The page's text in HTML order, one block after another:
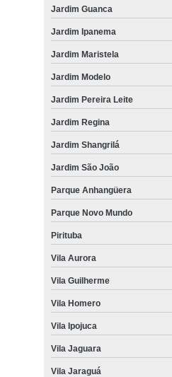
Jardim Guanca
Jardim Ipanema
Jardim Maristela
Jardim Modelo
Jardim Pereira Leite
Jardim Regina
Jardim Shangrilá
Jardim São João
Parque Anhangüera
Parque Novo Mundo
Pirituba
Vila Aurora
Vila Guilherme
Vila Homero
Vila Ipojuca
Vila Jaguara
Vila Jaraguá